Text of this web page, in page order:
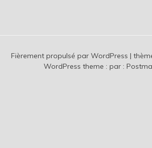
Fièrement propulsé par WordPress |
WordPress theme : par :